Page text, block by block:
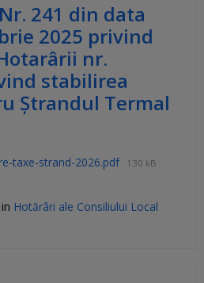
Nr. 241 din data
2025 privind
nr.
stabilirea
Ştrandul Termal
taxe-strand-2026.pdf 130 kB
in Hotărâri ale Consiliului Local